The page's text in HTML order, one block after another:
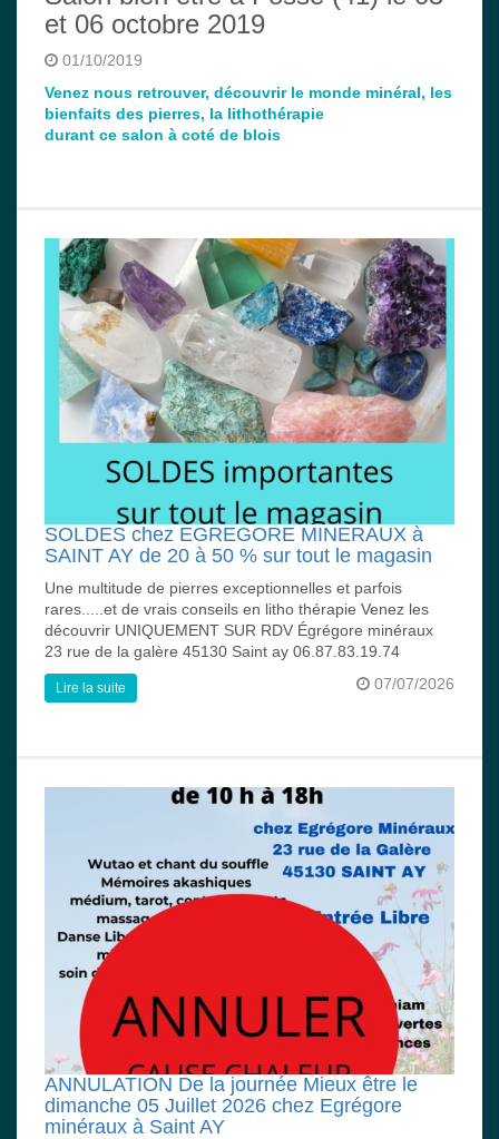
et 06 octobre 2019
01/10/2019
Venez nous retrouver, découvrir le monde minéral, les
bienfaits des pierres, la lithothérapie
durant ce salon à coté de blois
SOLDES chez EGREGORE MINERAUX à
SAINT AY de 20 à 50 % sur tout le magasin
Une multitude de pierres exceptionnelles et parfois
rares.....et de vrais conseils en litho thérapie Venez les
découvrir UNIQUEMENT SUR RDV Égrégore minéraux
23 rue de la galère 45130 Saint ay 06.87.83.19.74
07/07/2026
Lire la suite
ANNULATION De la journée Mieux être le
dimanche 05 Juillet 2026 chez Egrégore
minéraux à Saint AY